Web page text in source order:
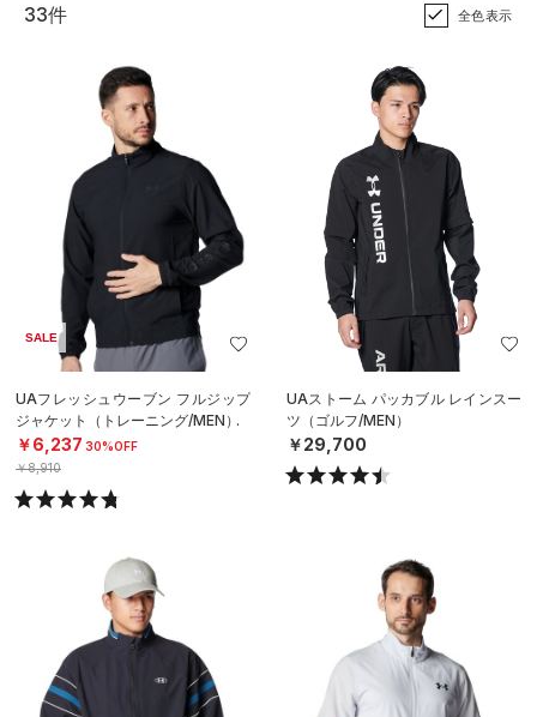
33件 全色表示
SALE
UAフレッシュウーブン フルジップ
ジャケット（トレーニング/MEN）
￥6,237 30%OFF
￥8,910
UAストーム パッカブル レインスー
ツ（ゴルフ/MEN）
￥29,700